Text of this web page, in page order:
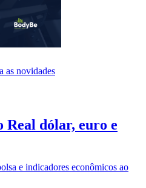
as novidades
Real dólar, euro e
e indicadores econômicos ao